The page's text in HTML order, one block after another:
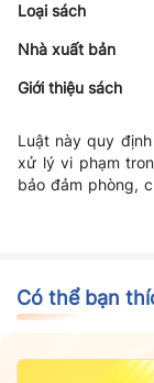
Loại sách
Nhà xuất bản
Giới thiệu sách
Luật này quy
xử lý vi phạm
bảo đảm phòng,
Có thể bạn